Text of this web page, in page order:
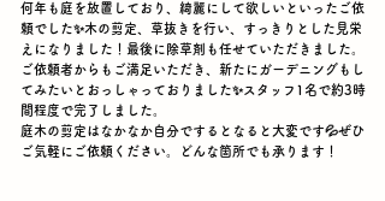
何年も庭を放置しており、綺麗にして欲しいといったご依
頼でした✨木の剪定、草抜きを行い、すっきりとした見栄
えになりました！最後に除草剤も任せていただきました。
ご依頼者からもご満足いただき、新たにガーデニングもし
てみたいとおっしゃっておりました✨スタッフ1名で約3時
間程度で完了しました。
​庭木の剪定はなかなか自分でするとなると大変です💦ぜひ
ご気軽にご依頼ください。どんな箇所でも承ります！